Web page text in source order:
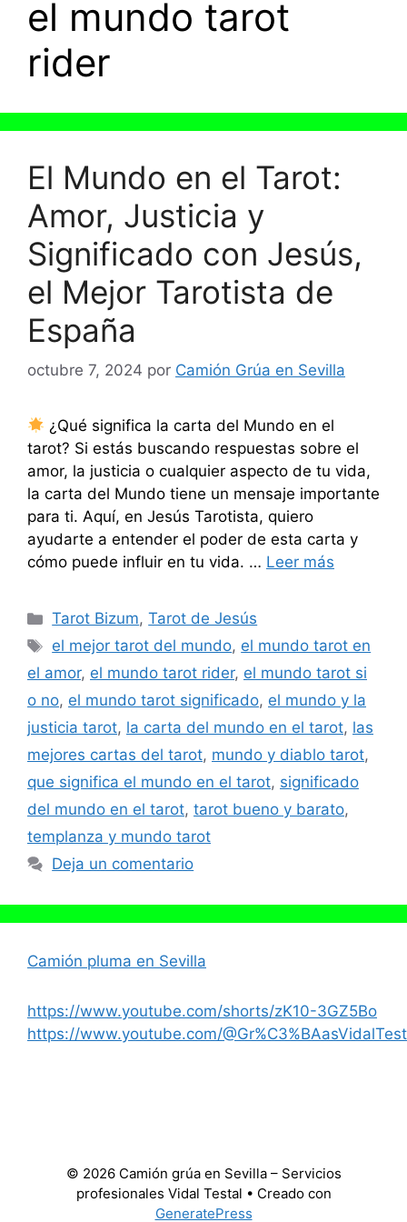
el mundo tarot
rider
El Mundo en el Tarot:
Amor, Justicia y
Significado con Jesús,
el Mejor Tarotista de
España
octubre 7, 2024 por Camión Grúa en Sevilla
¿Qué significa la carta del Mundo en el
tarot? Si estás buscando respuestas sobre el
amor, la justicia o cualquier aspecto de tu vida,
la carta del Mundo tiene un mensaje importante
para ti. Aquí, en Jesús Tarotista, quiero
ayudarte a entender el poder de esta carta y
cómo puede influir en tu vida. … Leer más
Categorías
Tarot Bizum,Tarot de Jesús
Etiquetas
el mejor tarot del mundo, el mundo tarot en
el amor, el mundo tarot rider, el mundo tarot si
o no, el mundo tarot significado, el mundo y la
justicia tarot, la carta del mundo en el tarot, las
mejores cartas del tarot, mundo y diablo tarot,
que significa el mundo en el tarot, significado
del mundo en el tarot, tarot bueno y barato,
templanza y mundo tarot
Deja un comentario
Camión pluma en Sevilla
https://www.youtube.com/shorts/zK10-3GZ5Bo
https://www.youtube.com/
© 2026 Camión grúa en Sevilla – Servicios
profesionales Vidal Testal • Creado con
GeneratePress